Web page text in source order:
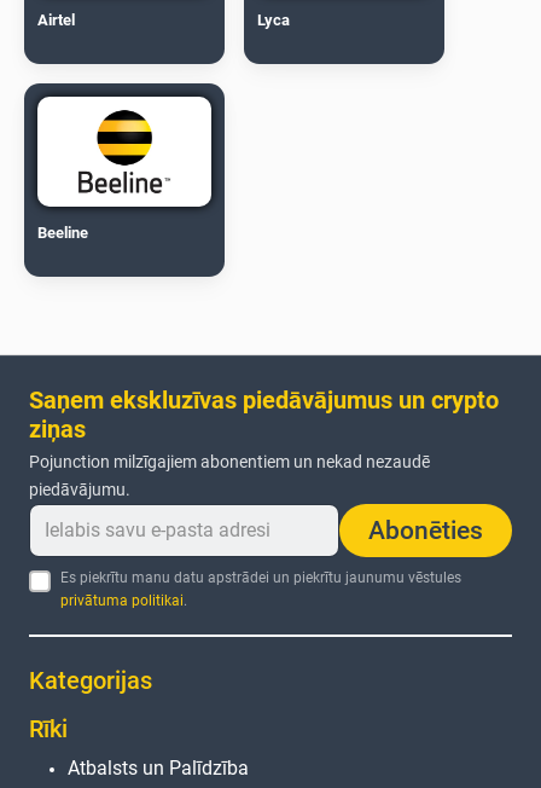
Airtel Lyca
Beeline
Saņem ekskluzīvas piedāvājumus un crypto
ziņas
Pojunction milzīgajiem abonentiem un nekad nezaudē
piedāvājumu.
Abonēties
Es piekrītu manu datu apstrādei un piekrītu jaunumu vēstules
privātuma politikai.
Kategorijas
Rīki
Atbalsts un Palīdzība